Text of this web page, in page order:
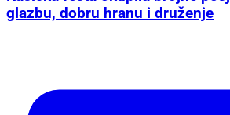
glazbu, dobru hranu i druženje